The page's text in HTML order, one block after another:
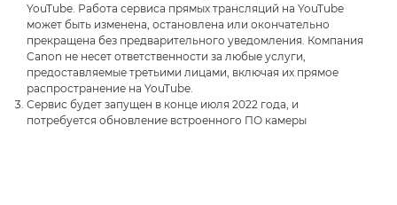
YouTube. Работа сервиса прямых трансляций на YouTube
может быть изменена, остановлена или окончательно
прекращена без предварительного уведомления. Компания
Canon не несет ответственности за любые услуги,
предоставляемые третьими лицами, включая их прямое
распространение на YouTube.
Сервис будет запущен в конце июля 2022 года, и
потребуется обновление встроенного ПО камеры